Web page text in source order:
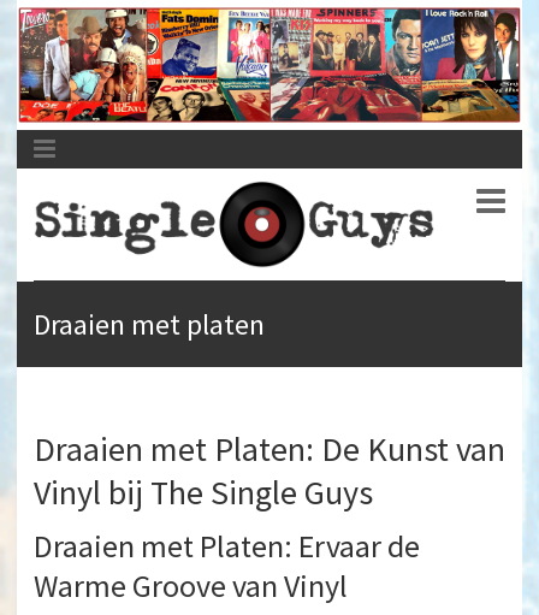
DJVINYLHUREN.NL
The Single Guys | Val niet van je singletje!
Draaien met platen
Draaien met Platen: De Kunst van
Vinyl bij The Single Guys
Draaien met Platen: Ervaar de
Warme Groove van Vinyl